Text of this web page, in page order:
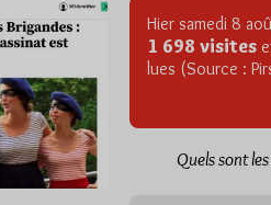
Hier samedi 8
1 698 visites
lues (Source :
Quels sont